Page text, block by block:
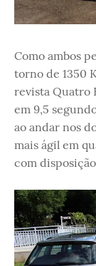
Como ambos
torno de 1350
revista Quatro
em 9,5
ao andar nos
mais ágil em
com